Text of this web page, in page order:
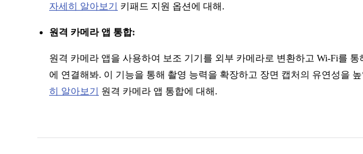
자세히 알아보기
키패드 지원 옵션에 대해.
원격 카메라 앱 통합:
원격 카메라 앱을 사용하여 보조 기기를 외부 카메라로 변환하고 Wi-Fi를 통
에 연결해봐. 이 기능을 통해 촬영 능력을 확장하고 장면 캡처의 유연성을
히 알아보기
원격 카메라 앱 통합에 대해.